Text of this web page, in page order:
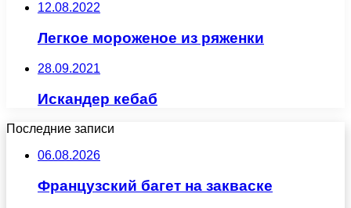
12.08.2022
Легкое мороженое из ряженки
28.09.2021
Искандер кебаб
Последние записи
06.08.2026
Французский багет на закваске